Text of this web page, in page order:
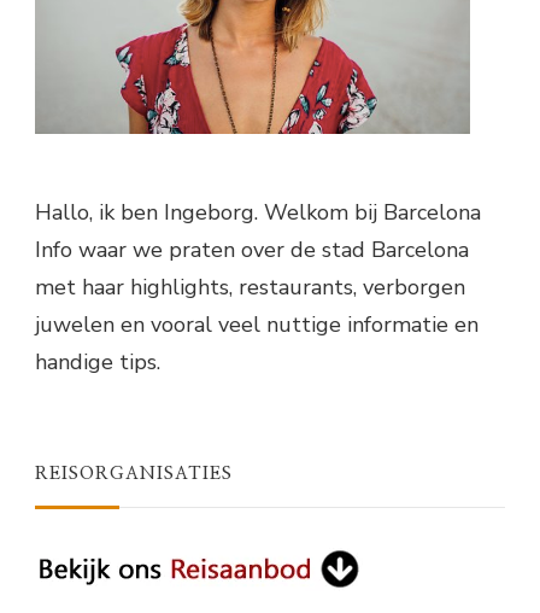
Hallo, ik ben Ingeborg. Welkom bij Barcelona
Info waar we praten over de stad Barcelona
met haar highlights, restaurants, verborgen
juwelen en vooral veel nuttige informatie en
handige tips.
REISORGANISATIES